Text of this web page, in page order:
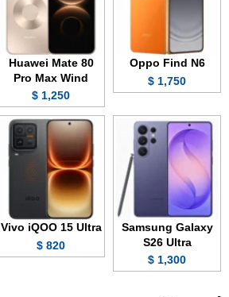
Oppo Find N6
1,750 $
Huawei Mate 80
Pro Max Wind
1,250 $
Samsung Galaxy
S26 Ultra
1,300 $
Vivo iQOO 15 Ultra
820 $